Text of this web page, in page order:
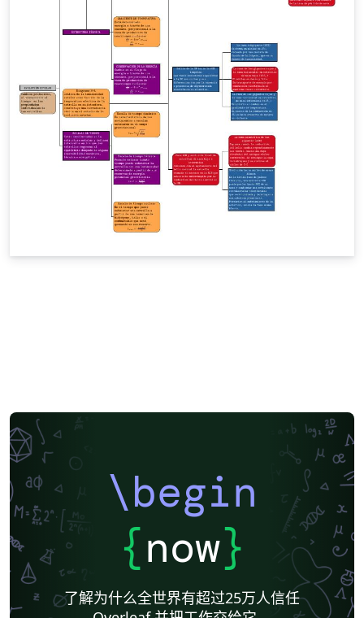
\begin
{now}
了解为什么全世界有超过25万人信任